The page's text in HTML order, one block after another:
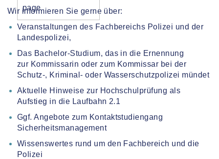
page
Wir informieren Sie gerne über:
Veranstaltungen des Fachbereichs Polizei und der
Landespolizei,
Das Bachelor-Studium, das in die Ernennung
zur Kommissarin oder zum Kommissar bei der
Schutz-, Kriminal- oder Wasserschutzpolizei mündet
Aktuelle Hinweise zur Hochschulprüfung als
Aufstieg in die Laufbahn 2.1
Ggf. Angebote zum Kontaktstudiengang
Sicherheitsmanagement
Wissenswertes rund um den Fachbereich und die
Polizei